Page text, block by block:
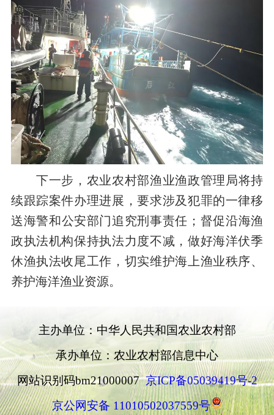
下一步， 农业农村部渔业渔政管理局将持
续跟踪案件办理进展，要求涉及犯罪的一律移
送海警和公安部门追究刑事责任 ； 督促沿海渔
政执法机构保持执法力度不减，做好海洋伏季
休渔执法收尾工作，切实维护海上渔业秩序、
养护海洋渔业资源。
主办单位：中华人民共和国农业农村部
承办单位：农业农村部信息中心
网站识别码bm21000007京ICP备05039419号-2
京公网安备 11010502037559号